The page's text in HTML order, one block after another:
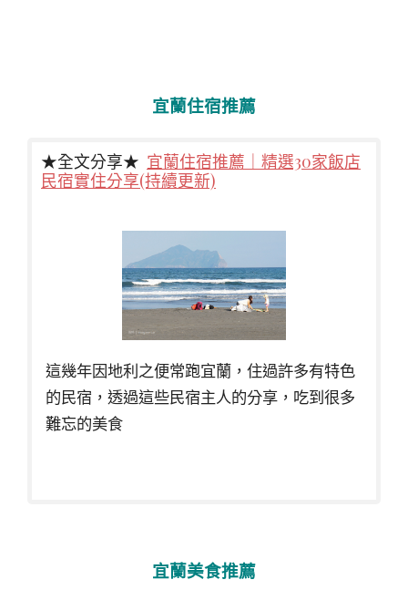
宜蘭住宿推薦
★全文分享★ 宜蘭住宿推薦｜精選30家飯店
民宿實住分享(持續更新)
這幾年因地利之便常跑宜蘭，住過許多有特色
的民宿，透過這些民宿主人的分享，吃到很多
難忘的美食
宜蘭美食推薦